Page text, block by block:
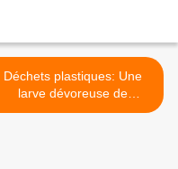
Déchets plastiques: Une
larve dévoreuse de
plastique, future clé de la